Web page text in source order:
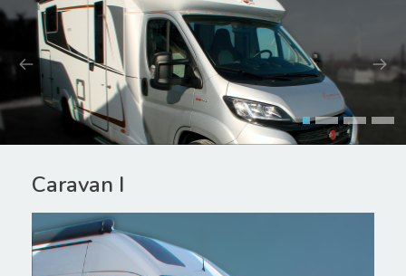
Caravan I